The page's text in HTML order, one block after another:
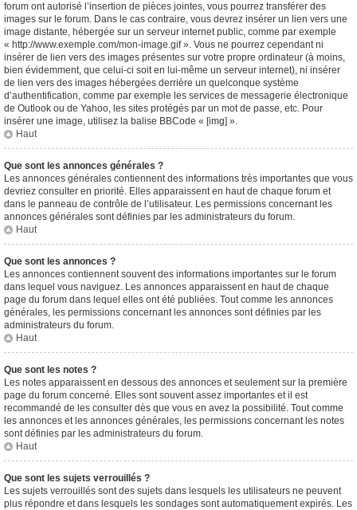
forum ont autorisé l’insertion de pièces jointes, vous pourrez transférer des
images sur le forum. Dans le cas contraire, vous devrez insérer un lien vers une
image distante, hébergée sur un serveur internet public, comme par exemple
« http://www.exemple.com/mon-image.gif ». Vous ne pourrez cependant ni
insérer de lien vers des images présentes sur votre propre ordinateur (à moins,
bien évidemment, que celui-ci soit en lui-même un serveur internet), ni insérer
de lien vers des images hébergées derrière un quelconque système
d’authentification, comme par exemple les services de messagerie électronique
de Outlook ou de Yahoo, les sites protégés par un mot de passe, etc. Pour
insérer une image, utilisez la balise BBCode « [img] ».
Haut
Que sont les annonces générales ?
Les annonces générales contiennent des informations très importantes que vous
devriez consulter en priorité. Elles apparaissent en haut de chaque forum et
dans le panneau de contrôle de l’utilisateur. Les permissions concernant les
annonces générales sont définies par les administrateurs du forum.
Haut
Que sont les annonces ?
Les annonces contiennent souvent des informations importantes sur le forum
dans lequel vous naviguez. Les annonces apparaissent en haut de chaque
page du forum dans lequel elles ont été publiées. Tout comme les annonces
générales, les permissions concernant les annonces sont définies par les
administrateurs du forum.
Haut
Que sont les notes ?
Les notes apparaissent en dessous des annonces et seulement sur la première
page du forum concerné. Elles sont souvent assez importantes et il est
recommandé de les consulter dès que vous en avez la possibilité. Tout comme
les annonces et les annonces générales, les permissions concernant les notes
sont définies par les administrateurs du forum.
Haut
Que sont les sujets verrouillés ?
Les sujets verrouillés sont des sujets dans lesquels les utilisateurs ne peuvent
plus répondre et dans lesquels les sondages sont automatiquement expirés. Les